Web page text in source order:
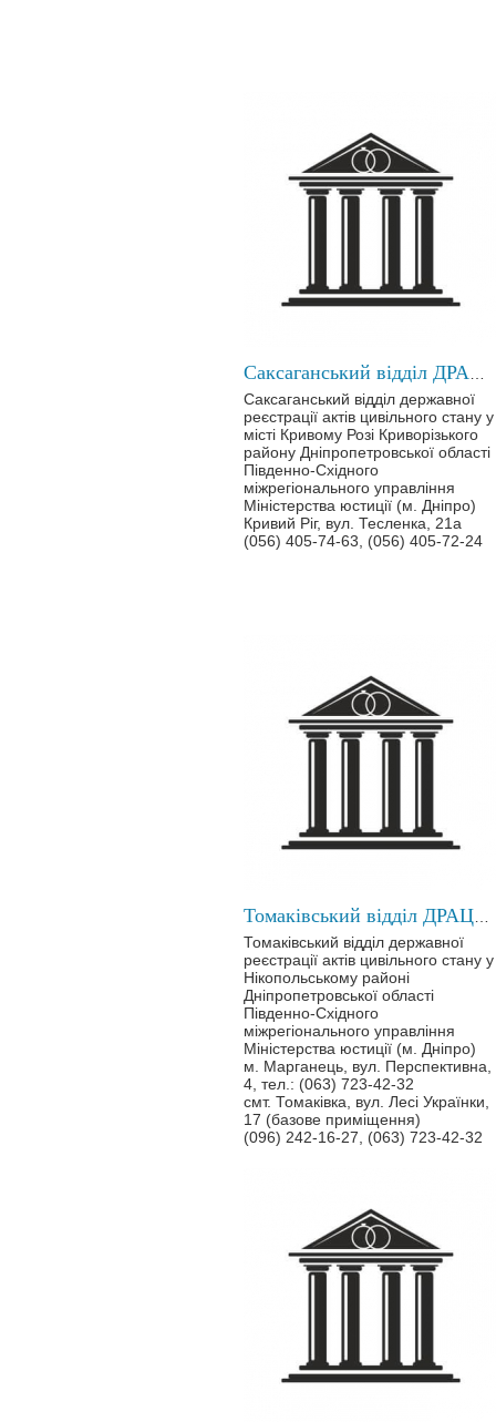
Саксаганський відділ державної
реєстрації актів цивільного стану у
місті Кривому Розі Криворізького
району Дніпропетровської області
Південно-Східного
міжрегіонального управління
Міністерства юстиції (м. Дніпро)
Кривий Ріг, вул. Тесленка, 21а
(056) 405-74-63, (056) 405-72-24
Томаківський відділ державної
реєстрації актів цивільного стану у
Нікопольському районі
Дніпропетровської області
Південно-Східного
міжрегіонального управління
Міністерства юстиції (м. Дніпро)
м. Марганець, вул. Перспективна,
4, тел.: (063) 723-42-32
смт. Томаківка, вул. Лесі Українки,
17 (базове приміщення)
(096) 242-16-27, (063) 723-42-32